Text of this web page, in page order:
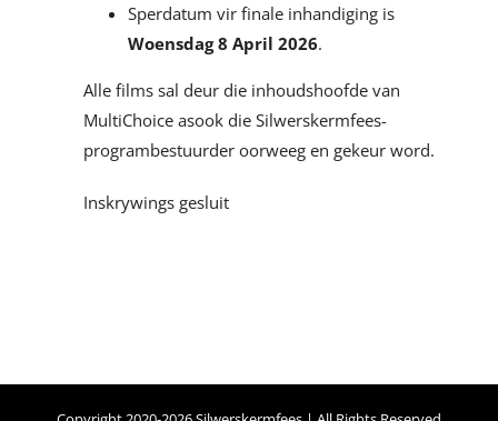
Sperdatum vir finale inhandiging is
Woensdag 8 April 2026.
Alle films sal deur die inhoudshoofde van
MultiChoice asook die Silwerskermfees-
programbestuurder oorweeg en gekeur word.
Inskrywings gesluit